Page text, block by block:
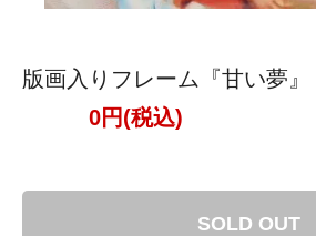
版画入りフレーム『甘い夢』
0円(税込)
SOLD OUT